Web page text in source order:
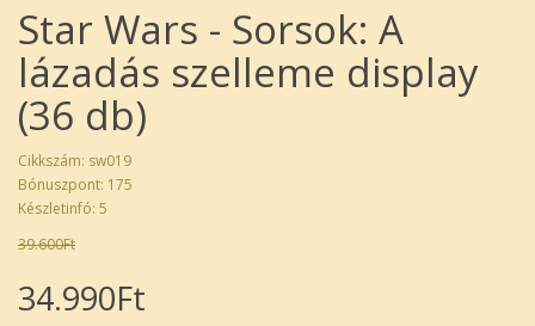
Star Wars - Sorsok: A
lázadás szelleme display
(36 db)
Cikkszám: sw019
Bónuszpont: 175
Készletinfó: 5
39.600Ft
34.990Ft